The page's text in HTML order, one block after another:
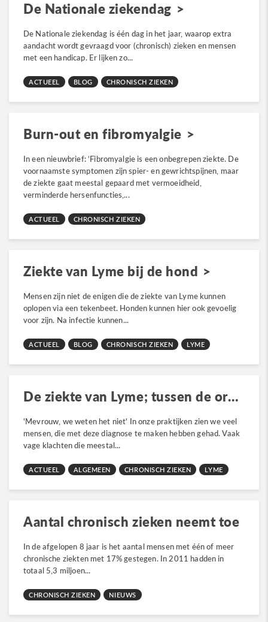
De Nationale ziekendag
De Nationale ziekendag is één dag in het jaar, waarop extra
aandacht wordt gevraagd voor (chronisch) zieken en mensen
met een handicap. Er lijken zo...
ACTUEEL BLOG CHRONISCH ZIEKEN
Burn-out en fibromyalgie
In een nieuwbrief: ‘Fibromyalgie is een onbegrepen ziekte. De
voornaamste symptomen zijn spier- en gewrichtspijnen, maar
de ziekte gaat meestal gepaard met vermoeidheid,
verminderde hersenfuncties,...
ACTUEEL CHRONISCH ZIEKEN
Ziekte van Lyme bij de hond
Mensen zijn niet de enigen die de ziekte van Lyme kunnen
oplopen via een tekenbeet. Honden kunnen hier ook gevoelig
voor zijn. Na infectie kunnen...
ACTUEEL BLOG CHRONISCH ZIEKEN LYME
De ziekte van Lyme; tussen de oren?
'Mevrouw, we weten het niet' In onze praktijken zien we veel
mensen, die met deze diagnose te maken hebben gehad. Vaak
vage klachten die meestal...
ACTUEEL ALGEMEEN CHRONISCH ZIEKEN LYME
Aantal chronisch zieken neemt toe
In de afgelopen 8 jaar is het aantal mensen met één of meer
chronische ziekten met 17% gestegen. In 2011 hadden in
totaal 5,3 miljoen...
CHRONISCH ZIEKEN NIEUWS